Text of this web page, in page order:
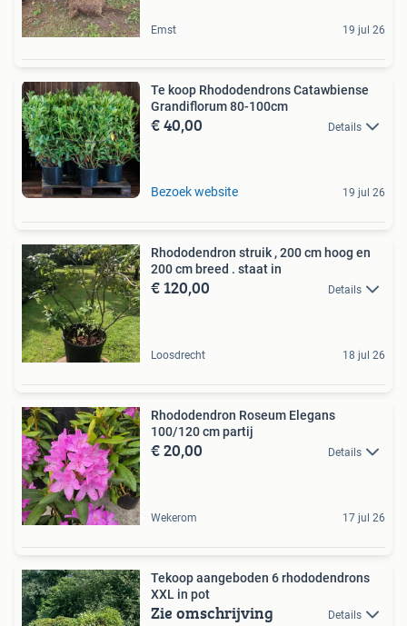
Emst 19 jul 26
Te koop Rhododendrons Catawbiense
Grandiflorum 80-100cm
€ 40,00 Details
Bezoek website 19 jul 26
Rhododendron struik , 200 cm hoog en
200 cm breed . staat in
€ 120,00 Details
Loosdrecht 18 jul 26
Rhododendron Roseum Elegans
100/120 cm partij
€ 20,00 Details
Wekerom 17 jul 26
Tekoop aangeboden 6 rhododendrons
XXL in pot
Zie omschrijving Details